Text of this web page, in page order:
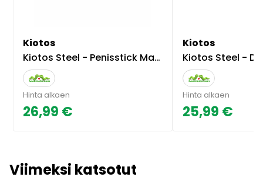
Kiotos
Kiotos Steel - Penisstick Magic Make Cum
Hinta alkaen
26,99 €
Kiotos
Kiotos Steel - Dip
Hinta alkaen
25,99 €
Viimeksi katsotut